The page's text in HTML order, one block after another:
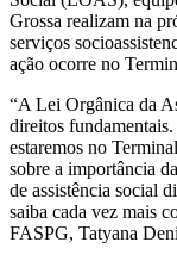
Grossa realizam na
serviços
ação ocorre no
“A Lei Orgânica da
direitos
estaremos no
sobre a importância
de assistência social
saiba cada vez mais
FASPG, Tatyana